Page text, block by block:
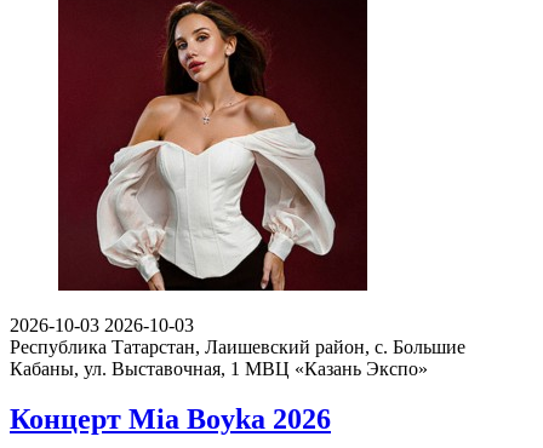
2026-10-03 2026-10-03
Республика Татарстан, Лаишевский район, с. Большие
Кабаны, ул. Выставочная, 1 МВЦ «Казань Экспо»
Концерт Mia Boyka 2026